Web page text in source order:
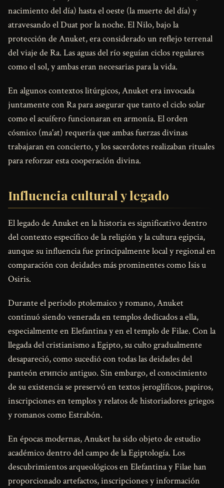
nacimiento del día) hasta el oeste (la muerte del día) y
atravesando el Duat por la noche. El Nilo, bajo la
protección de Anuket, era considerado un reflejo terrenal
del viaje de Ra. Las aguas del río seguían ciclos regulares
como el sol, y ambas eran necesarias para la vida.
En algunos contextos litúrgicos, Anuket era invocada
juntamente con Ra para asegurar que tanto el ciclo solar
como el acuífero funcionaran en armonía. El orden
cósmico (ma'at) requería que ambas fuerzas divinas
trabajaran en concierto, y los sacerdotes realizaban rituales
para reforzar esta cooperación divina.
Influencia cultural y legado
El legado de Anuket en la historia es significativo dentro
del contexto específico de la religión y la cultura egipcia,
aunque su influencia fue principalmente local y regional en
comparación con deidades más prominentes como Isis u
Osiris.
Durante el período ptolemaico y romano, Anuket
continuó siendo venerada en templos dedicados a ella,
especialmente en Elefantina y en el templo de Filae. Con la
llegada del cristianismo a Egipto, su culto gradualmente
desapareció, como sucedió con todas las deidades del
panteón египcio antiguo. Sin embargo, el conocimiento
de su existencia se preservó en textos jeroglíficos, papiros,
inscripciones en templos y relatos de historiadores griegos
y romanos como Estrabón.
En épocas modernas, Anuket ha sido objeto de estudio
académico dentro del campo de la Egiptología. Los
descubrimientos arqueológicos en Elefantina y Filae han
proporcionado artefactos, inscripciones y información